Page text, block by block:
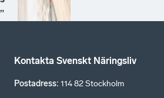
”
Kontakta Svenskt Näringsliv
Postadress: 114 82 Stockholm